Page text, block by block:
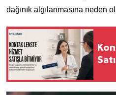
dağınık algılanmasına neden